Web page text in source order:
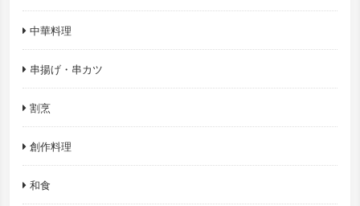
中華料理
串揚げ・串カツ
割烹
創作料理
和食